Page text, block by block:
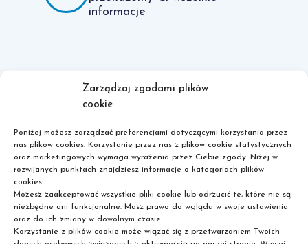
Zarządzaj zgodami plików
cookie
Poniżej możesz zarządzać preferencjami dotyczącymi korzystania przez
nas plików cookies. Korzystanie przez nas z plików cookie statystycznych
oraz marketingowych wymaga wyrażenia przez Ciebie zgody. Niżej w
rozwijanych punktach znajdziesz informacje o kategoriach plików
cookies.
Możesz zaakceptować wszystkie pliki cookie lub odrzucić te, które nie są
niezbędne ani funkcjonalne. Masz prawo do wglądu w swoje ustawienia
oraz do ich zmiany w dowolnym czasie.
Korzystanie z plików cookie może wiązać się z przetwarzaniem Twoich
informacje
Chcesz kontynuować swoją edukację na jednym z
naszych kierunków? Nie zwlekaj i już teraz zarezerwuj
sobie miejsce w pobliskiej placówce dokonując zapisu
on-line! Liczba miejsc jest ograniczona, dlatego im
szybciej wypełnisz formularz, tym większa szansa, że już